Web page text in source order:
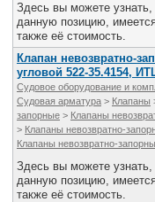
Здесь вы можете узнать,
данную позицию,
также её стоимость.
Клапан невозвратно-
угловой 522-35.4154,
Судовое оборудование и
Судовая арматура > Клапаны
запорные > Клапаны
> Клапаны невозвратно-
Клапаны невозвратно-
Здесь вы можете узнать,
данную позицию,
также её стоимость.